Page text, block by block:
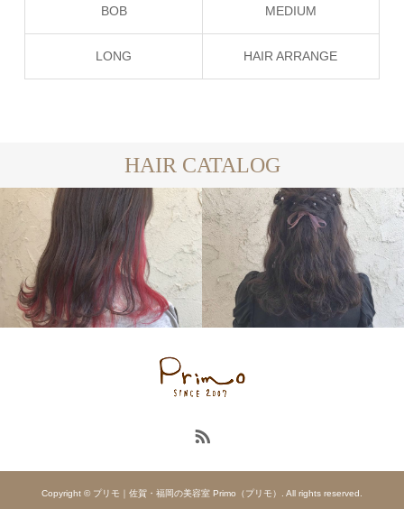
BOB MEDIUM
LONG HAIR ARRANGE
HAIR CATALOG
long
HAIR
ARRANGE
Copyright © プリモ｜佐賀・福岡の美容室 Primo（プリモ）. All rights reserved.